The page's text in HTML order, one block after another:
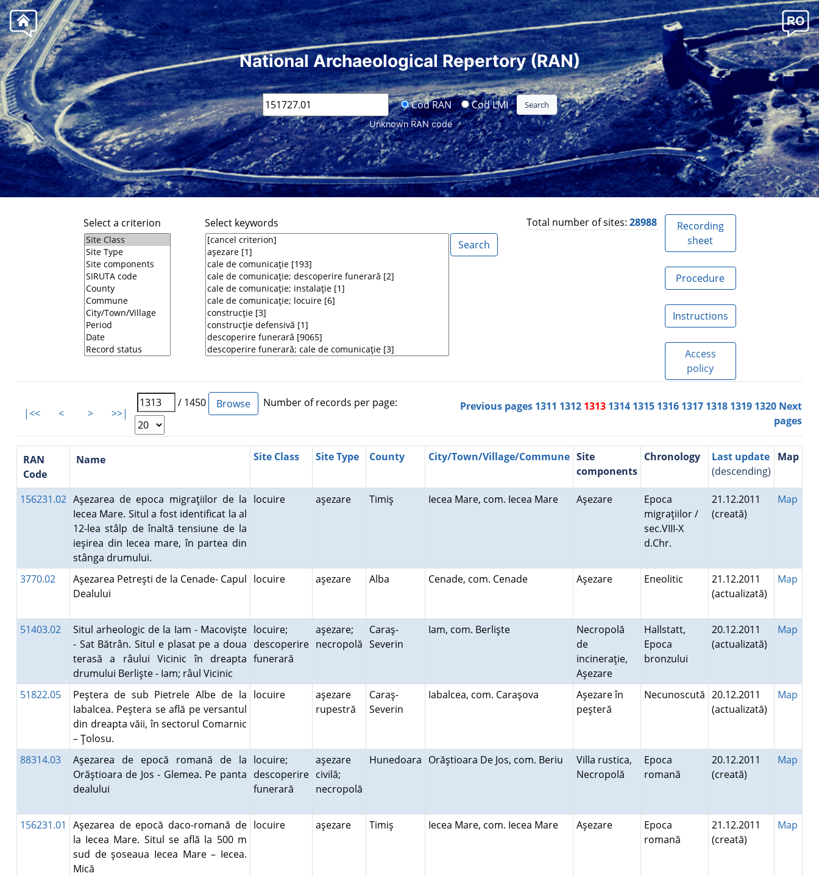
National Archaeological Repertory (RAN)
Cod RAN Cod LMI
Unknown RAN code
Select a criterion Select keywords Total number of sites: 28988
Recording
sheet
Procedure
Instructions
Access
policy
|<< < > >>|
/ 1450 Number of records per page: Previous pages 1311 1312 1313 1314 1315 1316 1317 1318 1319 1320 Next
pages
RAN
Code
Name Site Class Site Type County City/Town/Village/Commune Site
components
Chronology
Last update
(descending)
Map
156231.02 Aşezarea de epoca migraţiilor de la
Iecea Mare. Situl a fost identificat la al
12-lea stâlp de înaltă tensiune de la
ieşirea din Iecea mare, în partea din
stânga drumului.
locuire aşezare Timiş Iecea Mare, com. Iecea Mare Aşezare
Epoca
migraţiilor /
sec.VIII-X
d.Chr.
21.12.2011
(creată)
Map
3770.02
Aşezarea Petreşti de la Cenade- Capul
Dealului
locuire aşezare Alba Cenade, com. Cenade Aşezare Eneolitic
21.12.2011
(actualizată)
Map
51403.02
Situl arheologic de la Iam - Macovişte
- Sat Bătrân. Situl e plasat pe a doua
terasă a râului Vicinic în dreapta
drumului Berlişte - Iam; râul Vicinic
locuire;
descoperire
funerară
aşezare;
necropolă
Caraş-
Severin
Iam, com. Berlişte
Necropolă
de
incineraţie,
Aşezare
Hallstatt,
Epoca
bronzului
20.12.2011
(actualizată)
Map
51822.05
Peştera de sub Pietrele Albe de la
Iabalcea. Peştera se află pe versantul
din dreapta văii, în sectorul Comarnic
– Ţolosu.
locuire
aşezare
rupestră
Caraş-
Severin
Iabalcea, com. Caraşova
Aşezare în
peşteră
Necunoscută 20.12.2011
(actualizată)
Map
88314.03
Aşezarea de epocă romană de la
Orăştioara de Jos - Glemea. Pe panta
dealului
locuire;
descoperire
funerară
aşezare
civilă;
necropolă
Hunedoara Orăştioara De Jos, com. Beriu
Villa rustica,
Necropolă
Epoca
romană
20.12.2011
(creată)
Map
156231.01
Aşezarea de epocă daco-romană de
la Iecea Mare. Situl se află la 500 m
sud de şoseaua Iecea Mare – Iecea.
Mică
locuire aşezare Timiş Iecea Mare, com. Iecea Mare Aşezare
Epoca
romană
21.12.2011
(creată)
Map